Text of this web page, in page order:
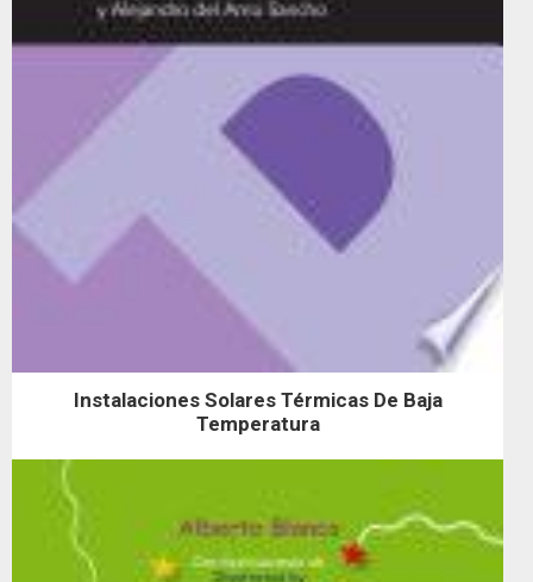
Instalaciones Solares Térmicas De Baja
Temperatura